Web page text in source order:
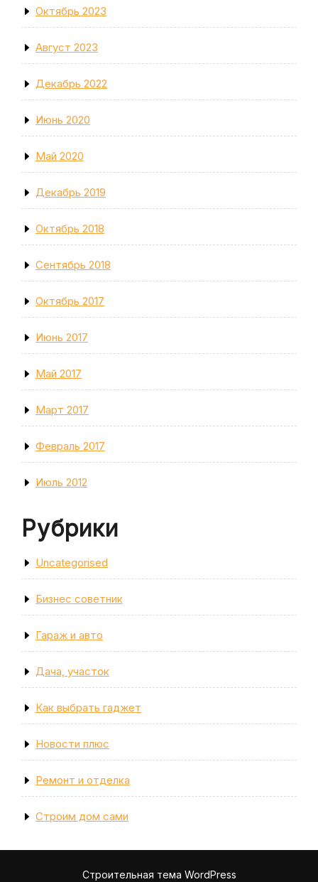
Октябрь 2023
Август 2023
Декабрь 2022
Июнь 2020
Май 2020
Декабрь 2019
Октябрь 2018
Сентябрь 2018
Октябрь 2017
Июнь 2017
Май 2017
Март 2017
Февраль 2017
Июль 2012
Рубрики
Uncategorised
Бизнес советник
Гараж и авто
Дача, участок
Как выбрать гаджет
Новости плюс
Ремонт и отделка
Строим дом сами
Строительная тема WordPress